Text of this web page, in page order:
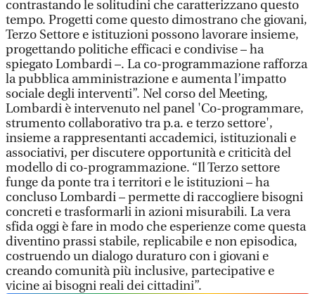
contrastando le solitudini che caratterizzano questo
tempo. Progetti come questo dimostrano che giovani,
Terzo Settore e istituzioni possono lavorare insieme,
progettando politiche efficaci e condivise – ha
spiegato Lombardi –. La co-programmazione rafforza
la pubblica amministrazione e aumenta l’impatto
sociale degli interventi”. Nel corso del Meeting,
Lombardi è intervenuto nel panel 'Co-programmare,
strumento collaborativo tra p.a. e terzo settore',
insieme a rappresentanti accademici, istituzionali e
associativi, per discutere opportunità e criticità del
modello di co-programmazione. “Il Terzo settore
funge da ponte tra i territori e le istituzioni – ha
concluso Lombardi – permette di raccogliere bisogni
concreti e trasformarli in azioni misurabili. La vera
sfida oggi è fare in modo che esperienze come questa
diventino prassi stabile, replicabile e non episodica,
costruendo un dialogo duraturo con i giovani e
creando comunità più inclusive, partecipative e
vicine ai bisogni reali dei cittadini”.